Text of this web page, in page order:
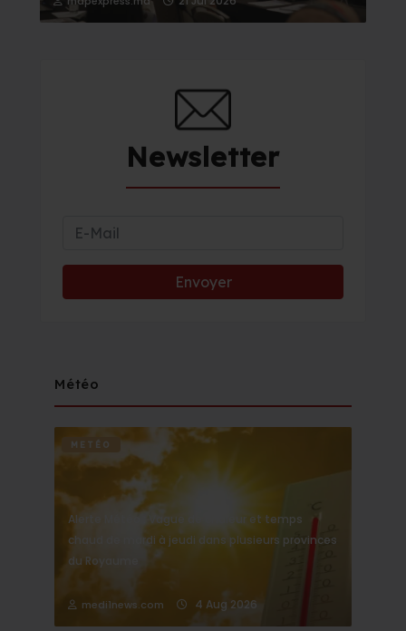
Newsletter
Météo
METÉO
Alerte Météo : Vague de chaleur et temps
chaud de mardi à jeudi dans plusieurs provinces
du Royaume
medi1news.com 4 Aug 2026